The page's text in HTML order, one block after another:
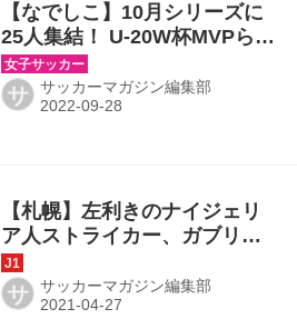
【なでしこ】10月シリーズに
25人集結！ U-20W杯MVPら準
優勝メンバーからも3人。長谷
川唯、岩渕真奈は選外
サ サッカーマガジン編集部
【札幌】左利きのナイジェリ
ア人ストライカー、ガブリエ
ルが初練習！「自分を信じて
います」
サ サッカーマガジン編集部